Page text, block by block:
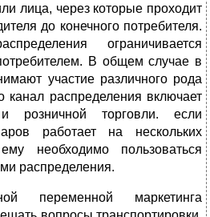
лица, через которые проходит
до конечного потребителя.
ограничивается
В общем случае в
участие различного рода
канал распределения включает
розничной торговли. если
работает на нескольких
необходимо пользоваться
распределения.
переменной маркетинга